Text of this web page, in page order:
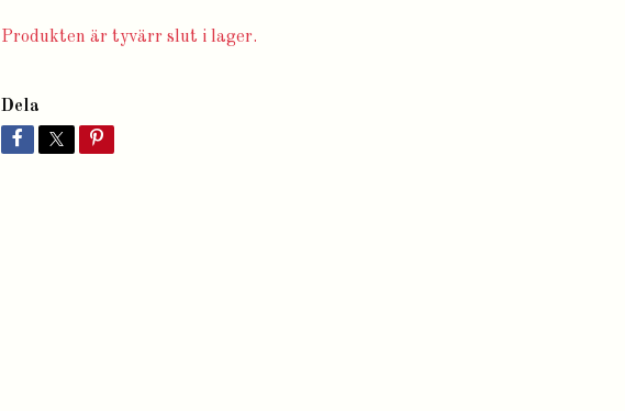
Produkten är tyvärr slut i lager.
Dela